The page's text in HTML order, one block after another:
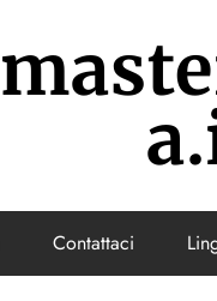
Contattaci